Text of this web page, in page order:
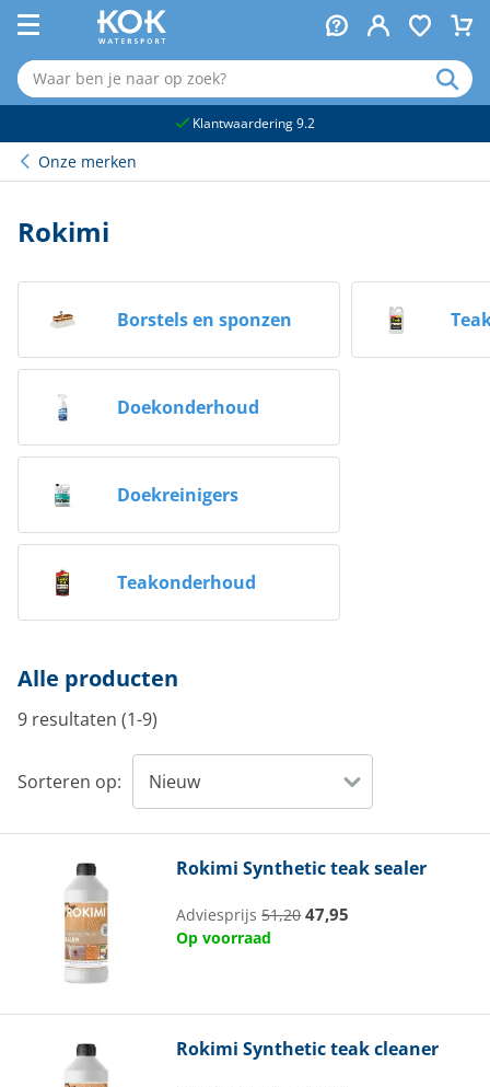
Klantwaardering 9.2
Onze merken
Rokimi
Borstels en sponzen
Doekonderhoud
Doekreinigers
Teakonderhoud
Alle producten
9 resultaten (1-9)
Sorteren op:
Rokimi Synthetic teak sealer
Adviesprijs51,20 47,95
Op voorraad
Rokimi Synthetic teak cleaner